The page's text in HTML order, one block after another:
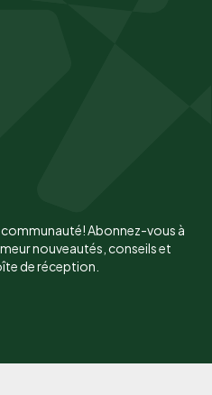
Abonnez-vous à
nouveautés, conseils et
de réception.